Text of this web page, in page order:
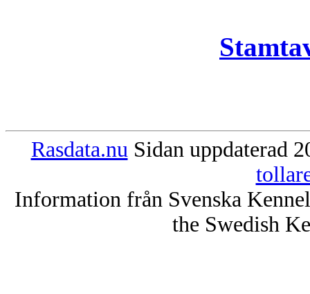
Rasdata.nu Sidan uppdaterad
Information från Svenska
the Swedish